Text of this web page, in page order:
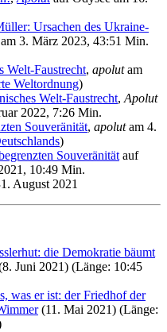
Ursachen des Ukraine-
3. März 2023, 43:51 Min.
Welt-Faustrecht, apolutam
Weltordnung)
Welt-Faustrecht, Apolut
2022, 7:26 Min.
Souveränität, apolutam 4.
)
Souveränität auf
10:49 Min.
August 2021
die Demokratie bäumt
Juni 2021) (Länge: 10:45
was er ist: der Friedhof der
(11. Mai 2021) (Länge: